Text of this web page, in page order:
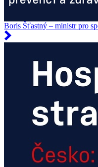
Boris Šťastný – ministr pro